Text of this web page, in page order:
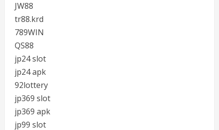
JW88
tr88.krd
789WIN
QS88
jp24 slot
jp24 apk
92lottery
jp369 slot
jp369 apk
jp99 slot